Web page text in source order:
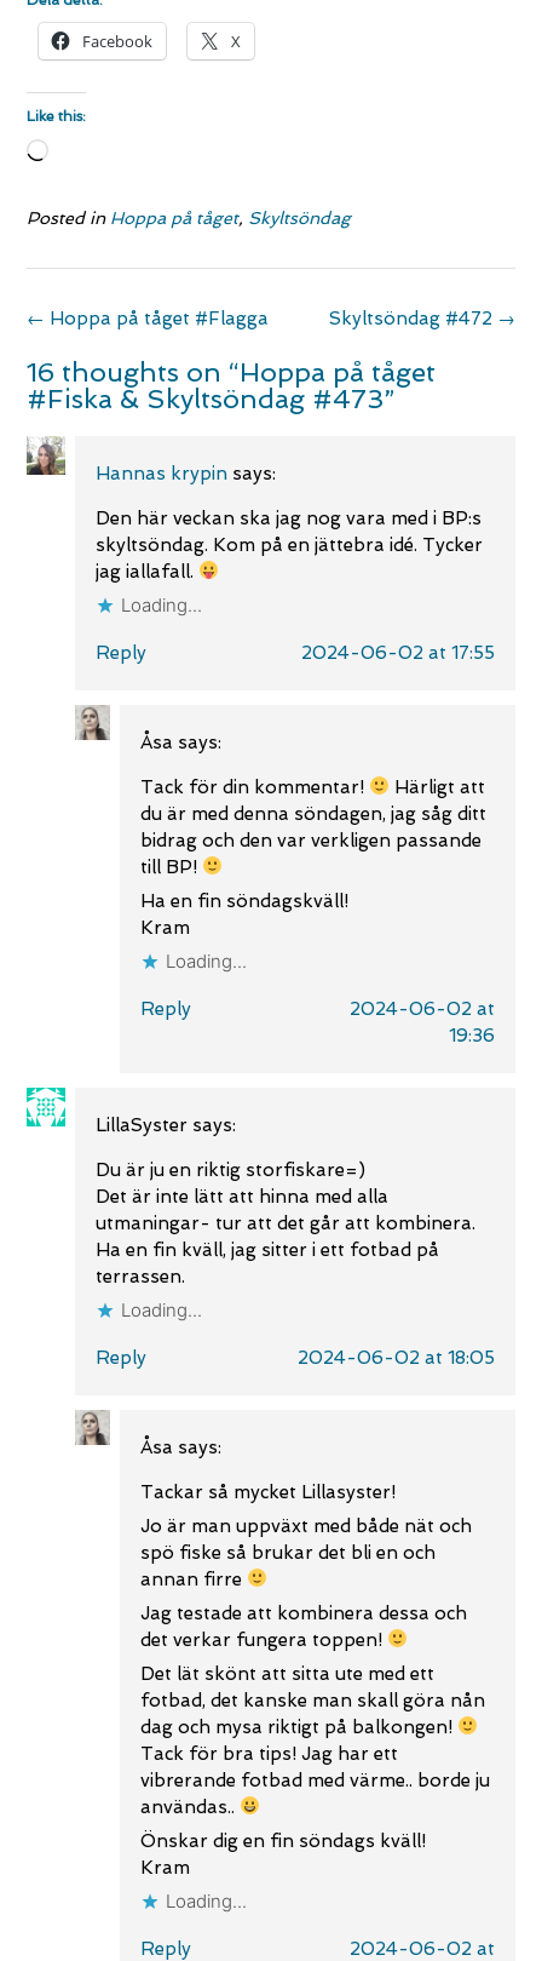
Facebook X
Like this:
Loading…
Posted in Hoppa på tåget, Skyltsöndag
Post
Skyltsöndag #472 →
← Hoppa på tåget #Flagga
16 thoughts on “Hoppa på tåget
#Fiska & Skyltsöndag #473”
Hannas krypin says:
Den här veckan ska jag nog vara med i BP:s
skyltsöndag. Kom på en jättebra idé. Tycker
jag iallafall.
Loading...
Reply 2024-06-02 at 17:55
Åsa says:
Tack för din kommentar!
Härligt att
du är med denna söndagen, jag såg ditt
bidrag och den var verkligen passande
till BP!
Ha en fin söndagskväll!
Kram
Loading...
Reply
2024-06-02 at
19:36
LillaSyster says:
Du är ju en riktig storfiskare=)
Det är inte lätt att hinna med alla
utmaningar- tur att det går att kombinera.
Ha en fin kväll, jag sitter i ett fotbad på
terrassen.
Loading...
Reply 2024-06-02 at 18:05
Åsa says:
Tackar så mycket Lillasyster!
Jo är man uppväxt med både nät och
spö fiske så brukar det bli en och
annan firre
Jag testade att kombinera dessa och
det verkar fungera toppen!
Det lät skönt att sitta ute med ett
fotbad, det kanske man skall göra nån
dag och mysa riktigt på balkongen!
Tack för bra tips! Jag har ett
vibrerande fotbad med värme.. borde ju
användas..
Önskar dig en fin söndags kväll!
Kram
Loading...
Reply
2024-06-02 at